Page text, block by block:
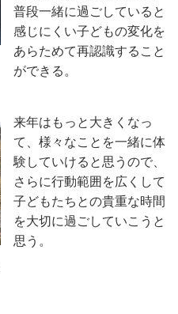
普段一緒に過ごしていると
感じにくい子どもの変化を
あらためて再認識すること
ができる。
来年はもっと大きくなっ
て、様々なことを一緒に体
験していけると思うので、
さらに行動範囲を広くして
子どもたちとの貴重な時間
を大切に過ごしていこうと
思う。